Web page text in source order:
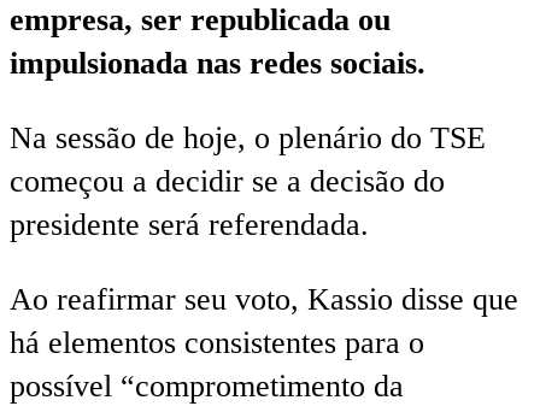
empresa, ser republicada ou
impulsionada nas redes sociais.
Na sessão de hoje, o plenário do TSE
começou a decidir se a decisão do
presidente será referendada.
Ao reafirmar seu voto, Kassio disse que
há elementos consistentes para o
possível “comprometimento da